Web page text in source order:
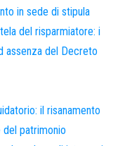
in sede di stipula
del risparmiatore: i
assenza del Decreto
il risanamento
del patrimonio